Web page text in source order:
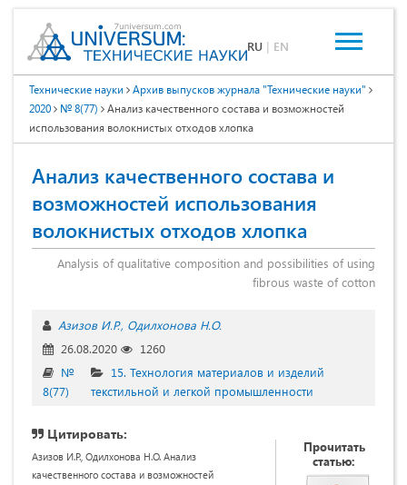
RU | EN
Технические науки
Архив выпусков журнала "Технические науки"
2020
№ 8(77)
Анализ качественного состава и возможностей
использования волокнистых отходов хлопка
Анализ качественного состава и
возможностей использования
волокнистых отходов хлопка
Analysis of qualitative composition and possibilities of using
fibrous waste of cotton
Азизов И.Р. Одилхонова Н.О.
26.08.2020
1260
№
8(77)
15. Технология материалов и изделий
текстильной и легкой промышленности
Цитировать:
Азизов И.Р., Одилхонова Н.О. Анализ
качественного состава и возможностей
Прочитать
статью: